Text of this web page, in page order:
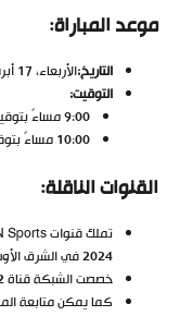
موعد المباراة:
التاريخ:الأربعاء، 17 أبريل 2024
التوقيت:
9:00 مساءً بتوقيت مصر.
10:00 مساءً بتوقيت السعودية.
القنوات الناقلة:
2024 في الشرق الأوسط وشمال إفريقيا.
خصصت الشبكة قناة beIN Sports HD 2 لنقل المباراة.
كما يمكن متابعة